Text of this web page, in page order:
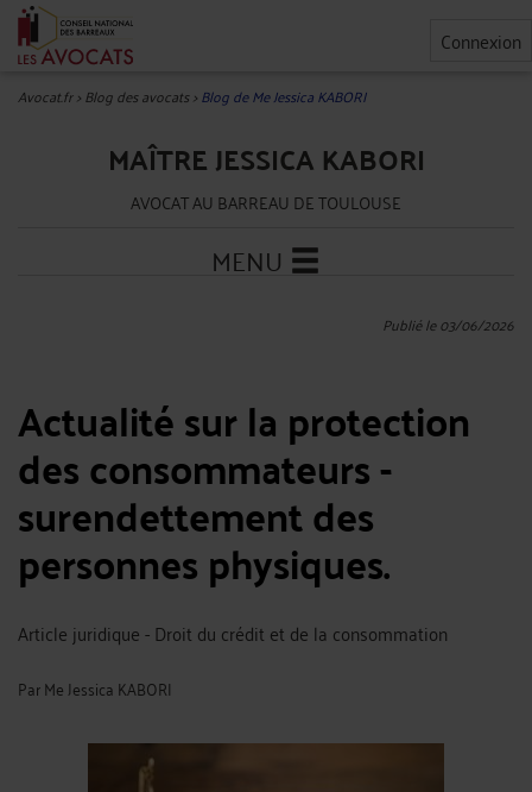
Connexion
Avocat.fr>Blog des avocats>Blog de Me Jessica KABORI
MAÎTRE JESSICA KABORI
AVOCAT AU BARREAU DE TOULOUSE
MENU
Publié le 03/06/2026
Actualité sur la protection
des consommateurs -
surendettement des
personnes physiques.
Article juridique - Droit du crédit et de la consommation
ParMe Jessica KABORI